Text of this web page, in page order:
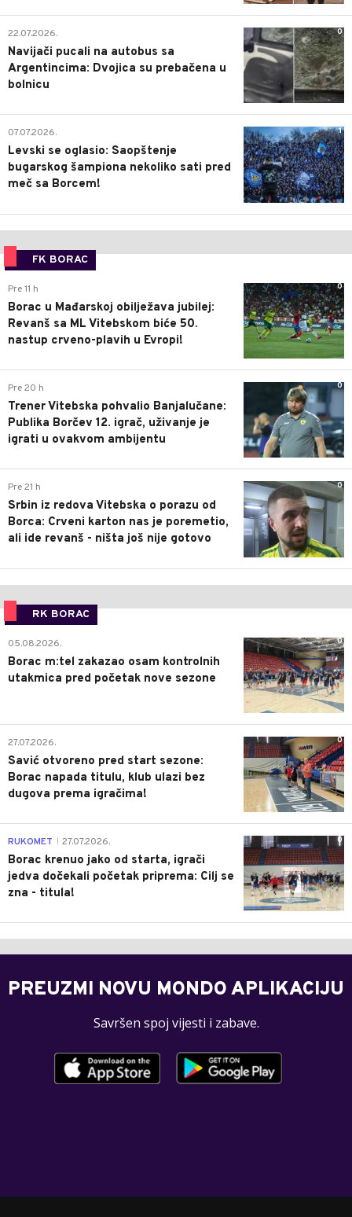
0
22.07.2026.
Navijači pucali na autobus sa
Argentincima: Dvojica su prebačena u
bolnicu
1
07.07.2026.
Levski se oglasio: Saopštenje
bugarskog šampiona nekoliko sati pred
meč sa Borcem!
FK BORAC
0
Pre 11 h
Borac u Mađarskoj obilježava jubilej:
Revanš sa ML Vitebskom biće 50.
nastup crveno-plavih u Evropi!
0
Pre 20 h
Trener Vitebska pohvalio Banjalučane:
Publika Borčev 12. igrač, uživanje je
igrati u ovakvom ambijentu
0
Pre 21 h
Srbin iz redova Vitebska o porazu od
Borca: Crveni karton nas je poremetio,
ali ide revanš - ništa još nije gotovo
RK BORAC
0
05.08.2026.
Borac m:tel zakazao osam kontrolnih
utakmica pred početak nove sezone
0
27.07.2026.
Savić otvoreno pred start sezone:
Borac napada titulu, klub ulazi bez
dugova prema igračima!
0
RUKOMET 27.07.2026.
Borac krenuo jako od starta, igrači
jedva dočekali početak priprema: Cilj se
zna - titula!
PREUZMI NOVU MONDO APLIKACIJU
Savršen spoj vijesti i zabave.